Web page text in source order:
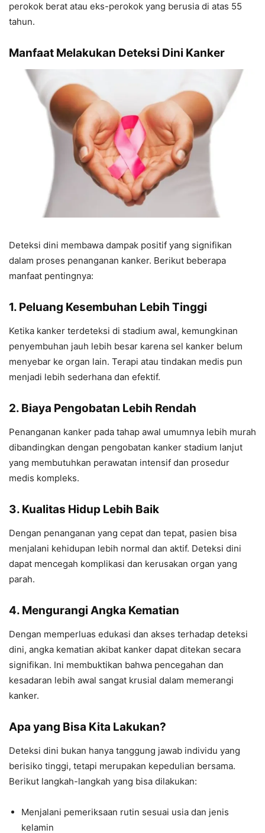
perokok berat atau eks-perokok yang berusia di atas 55
tahun.
Manfaat Melakukan Deteksi Dini Kanker
Deteksi dini membawa dampak positif yang signifikan
dalam proses penanganan kanker. Berikut beberapa
manfaat pentingnya:
1. Peluang Kesembuhan Lebih Tinggi
Ketika kanker terdeteksi di stadium awal, kemungkinan
penyembuhan jauh lebih besar karena sel kanker belum
menyebar ke organ lain. Terapi atau tindakan medis pun
menjadi lebih sederhana dan efektif.
2. Biaya Pengobatan Lebih Rendah
Penanganan kanker pada tahap awal umumnya lebih murah
dibandingkan dengan pengobatan kanker stadium lanjut
yang membutuhkan perawatan intensif dan prosedur
medis kompleks.
3. Kualitas Hidup Lebih Baik
Dengan penanganan yang cepat dan tepat, pasien bisa
menjalani kehidupan lebih normal dan aktif. Deteksi dini
dapat mencegah komplikasi dan kerusakan organ yang
parah.
4. Mengurangi Angka Kematian
Dengan memperluas edukasi dan akses terhadap deteksi
dini, angka kematian akibat kanker dapat ditekan secara
signifikan. Ini membuktikan bahwa pencegahan dan
kesadaran lebih awal sangat krusial dalam memerangi
kanker.
Apa yang Bisa Kita Lakukan?
Deteksi dini bukan hanya tanggung jawab individu yang
berisiko tinggi, tetapi merupakan kepedulian bersama.
Berikut langkah-langkah yang bisa dilakukan:
Menjalani pemeriksaan rutin sesuai usia dan jenis
kelamin